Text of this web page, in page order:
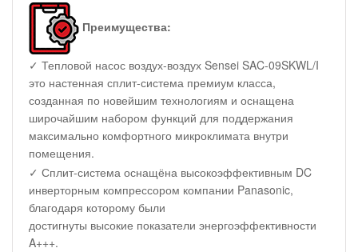
Преимущества:
✓ Тепловой насос воздух-воздух Sensei SAC-09SKWL/I
это настенная сплит-система премиум класса,
созданная по новейшим технологиям и оснащена
широчайшим набором функций для поддержания
максимально комфортного микроклимата внутри
помещения.
✓ Сплит-система оснащёна высокоэффективным DC
инверторным компрессором компании Panasonic,
благодаря которому были
достигнуты высокие показатели энергоэффективности
A+++.